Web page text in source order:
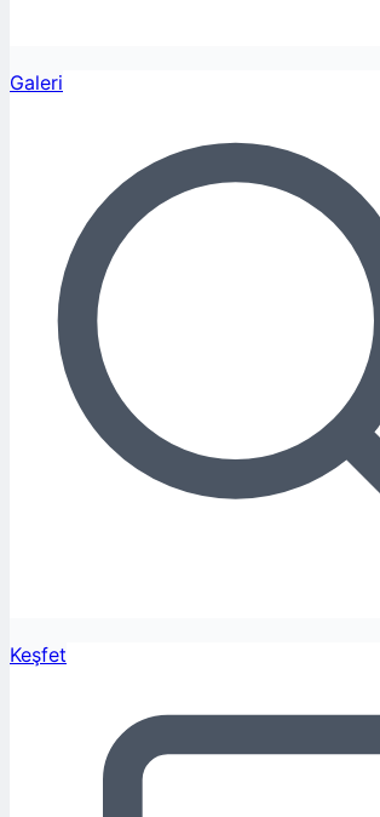
Galeri
Keşfet